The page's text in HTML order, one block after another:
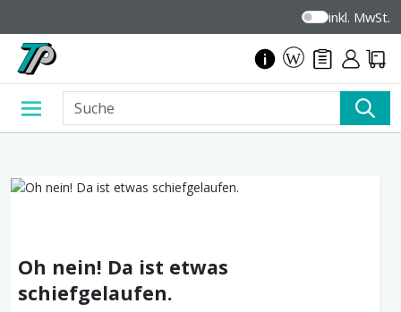
inkl. MwSt.
Oh nein! Da ist etwas
schiefgelaufen.